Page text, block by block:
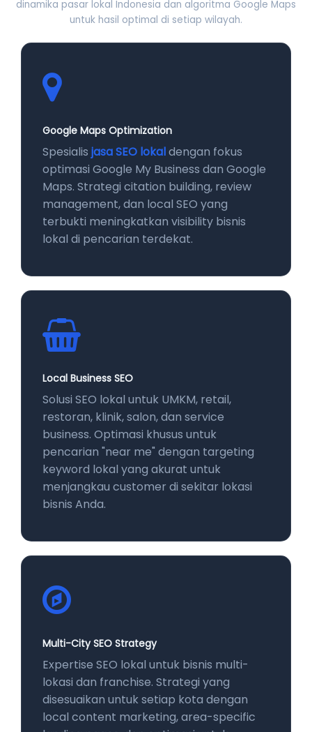
dinamika pasar lokal Indonesia dan algoritma Google Maps
untuk hasil optimal di setiap wilayah.
Google Maps Optimization
Spesialis jasa SEO lokaldengan fokus
optimasi Google My Business dan Google
Maps. Strategi citation building, review
management, dan local SEO yang
terbukti meningkatkan visibility bisnis
lokal di pencarian terdekat.
Local Business SEO
Solusi SEO lokal untuk UMKM, retail,
restoran, klinik, salon, dan service
business. Optimasi khusus untuk
pencarian "near me" dengan targeting
keyword lokal yang akurat untuk
menjangkau customer di sekitar lokasi
bisnis Anda.
Multi-City SEO Strategy
Expertise SEO lokal untuk bisnis multi-
lokasi dan franchise. Strategi yang
disesuaikan untuk setiap kota dengan
local content marketing, area-specific